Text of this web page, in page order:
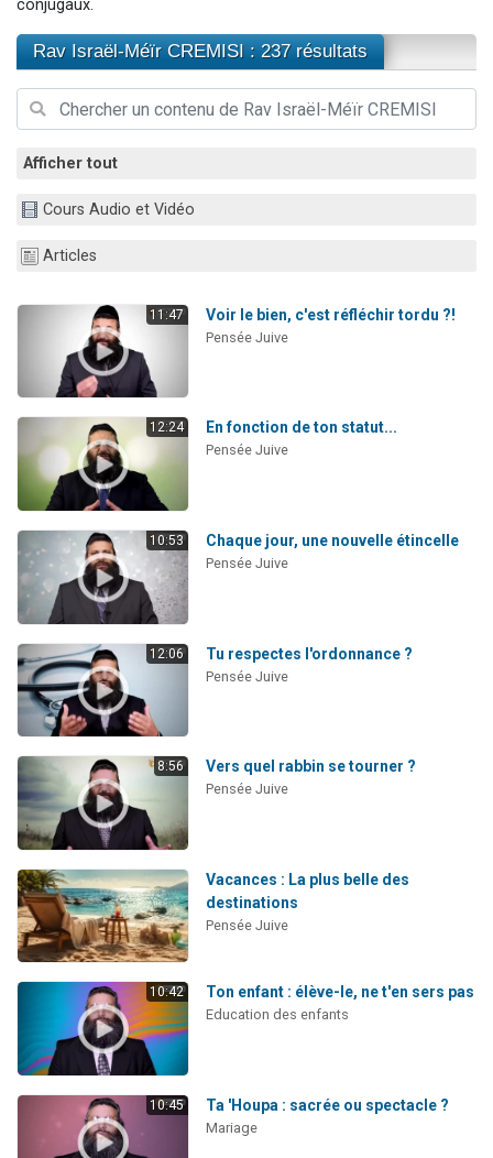
Il reste 49 places pour étudier en groupe sur Zoom
3 personnes viennent de faire un don pour Diane, 80 ans, dans un appartement insalubre
conjugaux.
Rav Israël-Méïr CREMISI : 237 résultats
Afficher tout
Cours Audio et Vidéo
Articles
11:47 Voir le bien, c'est réfléchir tordu ?!
Pensée Juive
12:24 En fonction de ton statut...
Pensée Juive
10:53 Chaque jour, une nouvelle étincelle
Pensée Juive
12:06 Tu respectes l'ordonnance ?
Pensée Juive
8:56 Vers quel rabbin se tourner ?
Pensée Juive
Vacances : La plus belle des
destinations
Pensée Juive
10:42 Ton enfant : élève-le, ne t'en sers pas
Education des enfants
10:45 Ta 'Houpa : sacrée ou spectacle ?
Mariage